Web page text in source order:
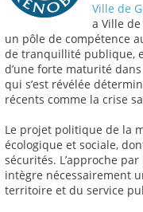
Ville de
a Ville
un pôle de compétence
de tranquillité publique,
d’une forte maturité
qui s’est révélée
récents comme la crise
Le projet politique de la
écologique et sociale,
sécurités. L’approche
intègre nécessairement
territoire et du service